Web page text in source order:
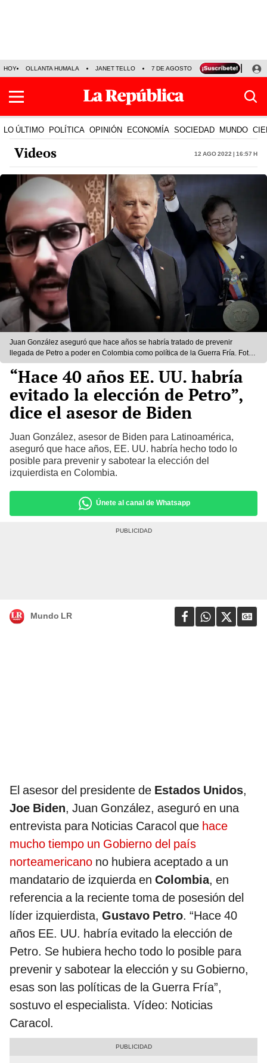
HOY OLLANTA HUMALA JANET TELLO 7 DE AGOSTO TINKA RESULTADOS
LO ÚLTIMO POLÍTICA OPINIÓN ECONOMÍA SOCIEDAD MUNDO
Videos 12 Ago 2022 | 16:57 h
Juan González aseguró que hace años se habría tratado de prevenir
llegada de Petro a poder en Colombia como política de la Guerra Fría. Foto:
Composición/LR/EFE/Noticias Caracol
“Hace 40 años EE. UU. habría
evitado la elección de Petro”,
dice el asesor de Biden
Juan González, asesor de Biden para Latinoamérica,
aseguró que hace años, EE. UU. habría hecho todo lo
posible para prevenir y sabotear la elección del
izquierdista en Colombia.
Únete al canal de Whatsapp
Mundo LR
El asesor del presidente de Estados Unidos,
Joe Biden, Juan González, aseguró en una
entrevista para Noticias Caracol que hace
mucho tiempo un Gobierno del país
norteamericano no hubiera aceptado a un
mandatario de izquierda en Colombia, en
referencia a la reciente toma de posesión del
líder izquierdista, Gustavo Petro. “Hace 40
años EE. UU. habría evitado la elección de
Petro. Se hubiera hecho todo lo posible para
prevenir y sabotear la elección y su Gobierno,
esas son las políticas de la Guerra Fría”,
sostuvo el especialista. Vídeo: Noticias
Caracol.